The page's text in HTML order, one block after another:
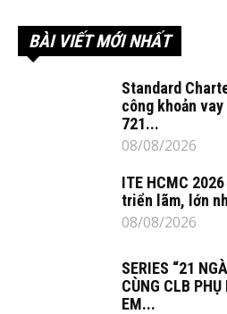
BÀI VIẾT MỚI NHẤT
Standard
công khoản
721...
08/08/2026
ITE HCMC
triển lãm, lớn
08/08/2026
SERIES “21
CÙNG CLB
EM...